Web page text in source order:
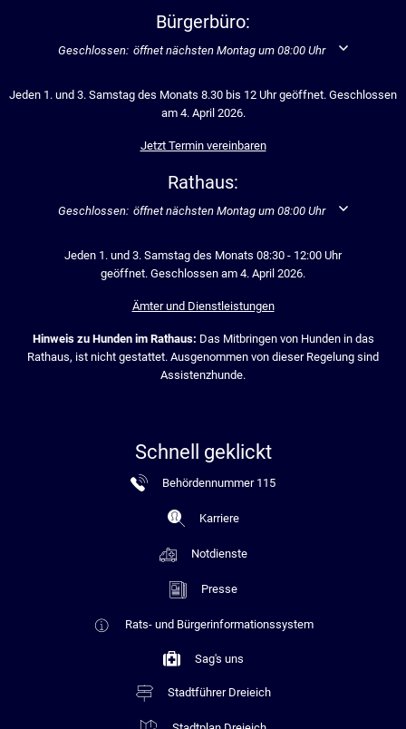
Bürgerbüro:
Klicken, um weitere Öffnungs- oder Schließzeiten auszublenden
Geschlossen: öffnet nächsten Montag um 08:00 Uhr
Jeden 1. und 3. Samstag des Monats 8.30 bis 12 Uhr geöffnet. Geschlossen
am 4. April 2026.
Jetzt Termin vereinbaren
Rathaus:
Klicken, um weitere Öffnungs- oder Schließzeiten auszublenden
Geschlossen: öffnet nächsten Montag um 08:00 Uhr
Jeden 1. und 3. Samstag des Monats 08:30 - 12:00 Uhr
geöffnet. Geschlossen am 4. April 2026.
Ämter und Dienstleistungen
Hinweis zu Hunden im Rathaus: Das Mitbringen von Hunden in das
Rathaus, ist nicht gestattet. Ausgenommen von dieser Regelung sind
Assistenzhunde.
Schnell geklickt
Behördennummer 115
Karriere
Notdienste
Presse
Rats- und Bürgerinformationssystem
Sag's uns
Stadtführer Dreieich